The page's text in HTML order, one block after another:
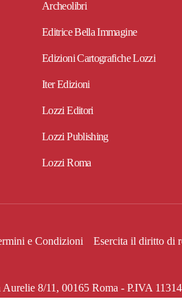
Archeolibri
Editrice Bella Immagine
Edizioni Cartografiche Lozzi
Iter Edizioni
Lozzi Editori
Lozzi Publishing
Lozzi Roma
e Condizioni Esercita il diritto di
8/11, 00165 Roma - P.IVA